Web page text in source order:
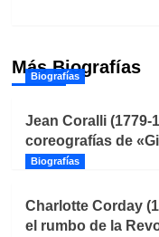
Más Biografías
Biografías
Jean Coralli (1779-
coreografías de
Biografías
Charlotte Corday
el rumbo de la